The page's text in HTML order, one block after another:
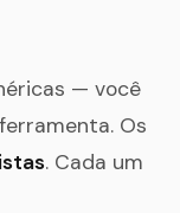
— você
Os
. Cada um